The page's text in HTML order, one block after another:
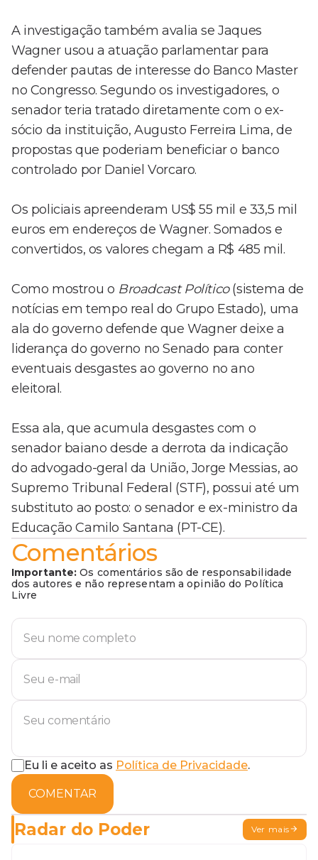
A investigação também avalia se Jaques
Wagner usou a atuação parlamentar para
defender pautas de interesse do Banco Master
no Congresso. Segundo os investigadores, o
senador teria tratado diretamente com o ex-
sócio da instituição, Augusto Ferreira Lima, de
propostas que poderiam beneficiar o banco
controlado por Daniel Vorcaro.
Os policiais apreenderam US$ 55 mil e 33,5 mil
euros em endereços de Wagner. Somados e
convertidos, os valores chegam a R$ 485 mil.
Como mostrou o Broadcast Político(sistema de
notícias em tempo real do Grupo Estado), uma
ala do governo defende que Wagner deixe a
liderança do governo no Senado para conter
eventuais desgastes ao governo no ano
eleitoral.
Essa ala, que acumula desgastes com o
senador baiano desde a derrota da indicação
do advogado-geral da União, Jorge Messias, ao
Supremo Tribunal Federal (STF), possui até um
substituto ao posto: o senador e ex-ministro da
Educação Camilo Santana (PT-CE).
Comentários
Importante: Os comentários são de responsabilidade
dos autores e não representam a opinião do Política
Livre
Eu li e aceito as Política de Privacidade.
COMENTAR
Radar do Poder Ver mais